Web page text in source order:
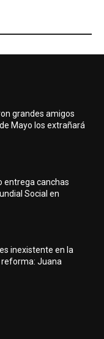
grandes amigos
Mayo los extrañará
entrega canchas
Social en
inexistente en la
reforma: Juana